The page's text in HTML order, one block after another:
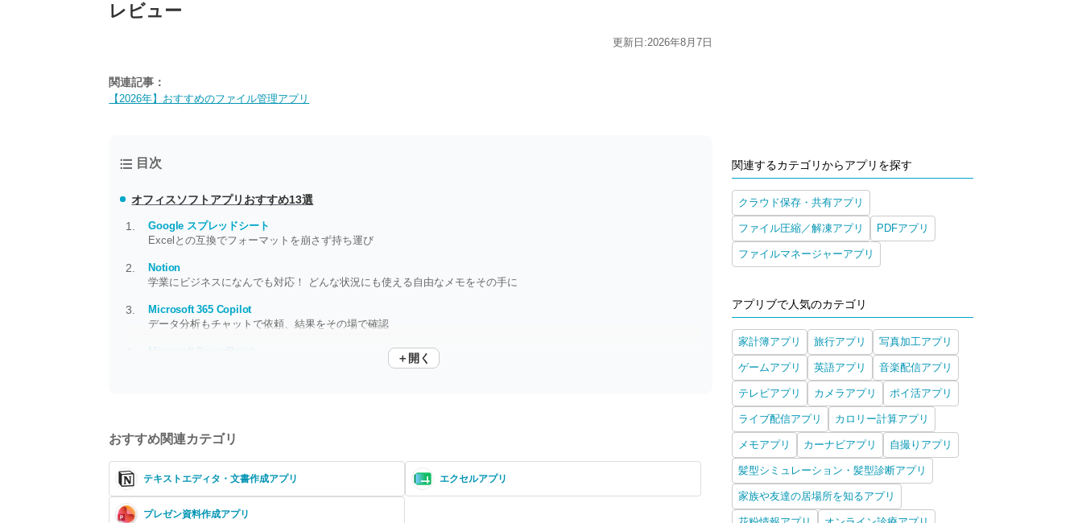
レビュー
更新日:2026年8月7日
関連記事：
【2026年】おすすめのファイル管理アプリ
目次
オフィスソフトアプリおすすめ13選
Google スプレッドシート
Excelとの互換でフォーマットを崩さず持ち運び
Notion
学業にビジネスになんでも対応！ どんな状況にも使える自由なメモをその手に
Microsoft 365 Copilot
データ分析もチャットで依頼、結果をその場で確認
外でもスマホでPowerPointが使える 資料のチェックや編集にぴったり
＋開く
おすすめ関連カテゴリ
テキストエディタ・文書作成アプリ エクセルアプリ
プレゼン資料作成アプリ
関連するカテゴリからアプリを探す
クラウド保存・共有アプリ
ファイル圧縮／解凍アプリ PDFアプリ
ファイルマネージャーアプリ
アプリブで人気のカテゴリ
家計簿アプリ 旅行アプリ 写真加工アプリ
ゲームアプリ 英語アプリ 音楽配信アプリ
テレビアプリ カメラアプリ ポイ活アプリ
ライブ配信アプリ カロリー計算アプリ
メモアプリ カーナビアプリ 自撮りアプリ
髪型シミュレーション・髪型診断アプリ
家族や友達の居場所を知るアプリ